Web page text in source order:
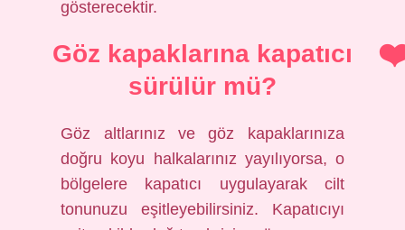
gösterecektir.
Göz kapaklarına kapatıcı
sürülür mü?
Göz altlarınız ve göz kapaklarınıza
doğru koyu halkalarınız yayılıyorsa, o
bölgelere kapatıcı uygulayarak cilt
tonunuzu eşitleyebilirsiniz. Kapatıcıyı